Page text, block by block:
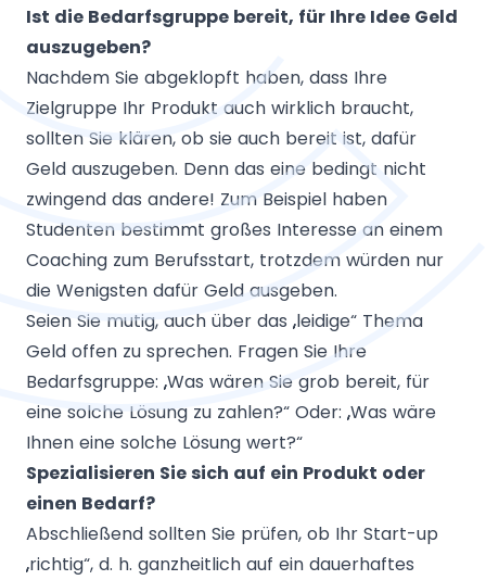
Ist die Bedarfsgruppe bereit, für Ihre Idee Geld
auszugeben?
Nachdem Sie abgeklopft haben, dass Ihre
Zielgruppe Ihr Produkt auch wirklich braucht,
sollten Sie klären, ob sie auch bereit ist, dafür
Geld auszugeben. Denn das eine bedingt nicht
zwingend das andere! Zum Beispiel haben
Studenten bestimmt großes Interesse an einem
Coaching zum Berufsstart, trotzdem würden nur
die Wenigsten dafür Geld ausgeben.
Seien Sie mutig, auch über das „leidige“ Thema
Geld offen zu sprechen. Fragen Sie Ihre
Bedarfsgruppe: „Was wären Sie grob bereit, für
eine solche Lösung zu zahlen?“ Oder: „Was wäre
Ihnen eine solche Lösung wert?“
Spezialisieren Sie sich auf ein Produkt oder
einen Bedarf?
Abschließend sollten Sie prüfen, ob Ihr Start-up
„richtig“, d. h. ganzheitlich auf ein dauerhaftes